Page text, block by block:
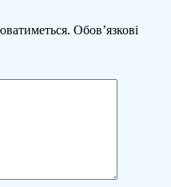
Обов’язкові